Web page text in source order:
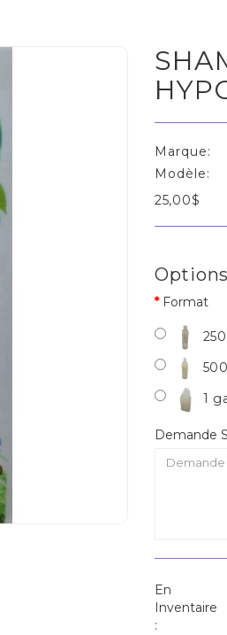
Marque:
Modèle:
25,00$
Format
1
Demande
En
Inventaire
: